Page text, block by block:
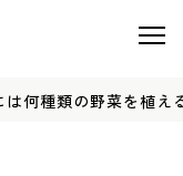
は何種類の野菜を植え